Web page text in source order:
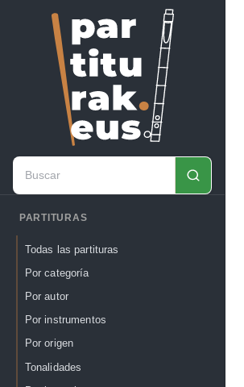
PARTITURAS
Todas las partituras
Por categoría
Por autor
Por instrumentos
Por origen
Tonalidades